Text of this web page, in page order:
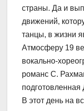
страны. Да и
движений,
танцы, в жизни
Атмосферу 19
вокально-
романс С.
подготовленная
В этот день на